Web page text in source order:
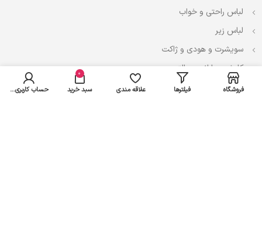
لباس راحتی و خواب
لباس زیر
سویشرت و هودی و ژاکت
کاپشن، بارانی و پالتو
فروشگاه فیلترها علاقه مندی
0
سبد خرید حساب کاربری من